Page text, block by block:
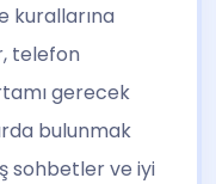
kurallarına
telefon
gerecek
bulunmak
sohbetler ve iyi